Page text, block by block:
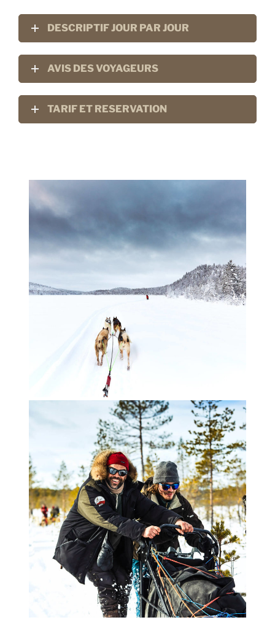
DESCRIPTIF JOUR PAR JOUR
AVIS DES VOYAGEURS
TARIF ET RESERVATION